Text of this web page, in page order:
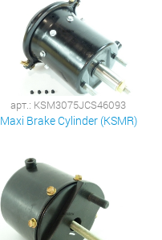
арт.: KSM3075JCS46093
Maxi Brake Cylinder (KSMR)